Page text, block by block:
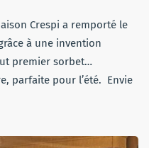
Crespi a remporté le
à une invention
premier sorbet…
parfaite pour l’été. Envie